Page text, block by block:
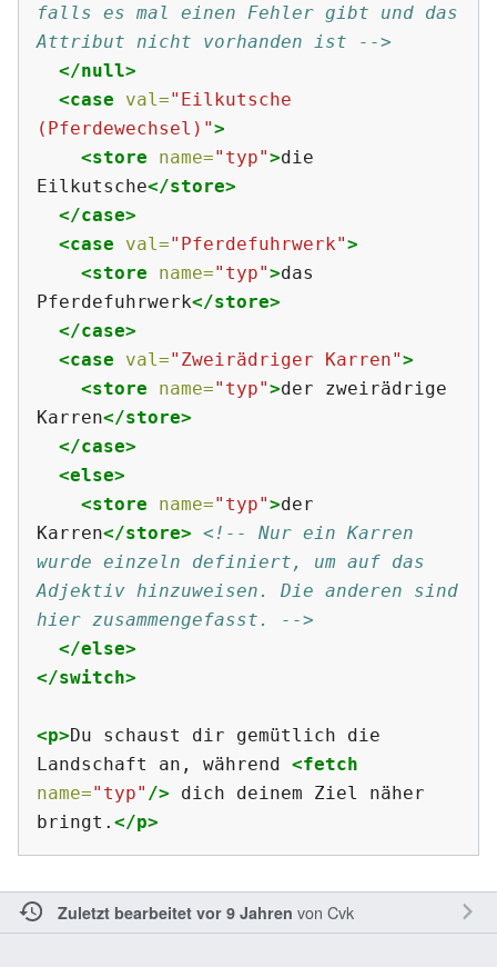
falls es mal einen Fehler gibt und das
Attribut nicht vorhanden ist -->
</null>
<case
val="Eilkutsche
(Pferdewechsel)">
<store
name="typ">die
Eilkutsche</store>
</case>
<case
val="Pferdefuhrwerk">
<store
name="typ">das
Pferdefuhrwerk</store>
</case>
<case
val="Zweirädriger Karren">
<store
name="typ">der zweirädrige
Karren</store>
</case>
<else>
<store
name="typ">der
Karren</store> <!-- Nur ein Karren
wurde einzeln definiert, um auf das
Adjektiv hinzuweisen. Die anderen sind
hier zusammengefasst. -->
</else>
</switch>
<p>Du schaust dir gemütlich die
Landschaft an, während <fetch
name="typ" /> dich deinem Ziel näher
bringt. </p>
Zuletzt bearbeitet vor 9 Jahren von Cvk